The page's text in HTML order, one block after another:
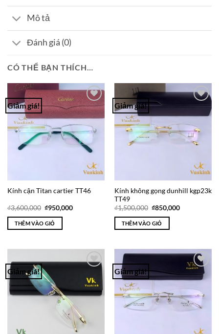
Mô tả
Đánh giá (0)
CÓ THỂ BẠN THÍCH…
Giảm giá!
Add to
Kính cận Titan cartier TT46
₫3,600,000 Giá
là:
₫3,600,000.
₫950,000Giá
THÊM VÀO GIỎ
Giảm giá!
Add to
Kính không gọng dunhill kgp23k
TT49
₫1,500,000 Giá
là:
₫1,500,000.
₫850,000Giá
THÊM VÀO GIỎ
Giảm giá!
Wishlist
Giảm giá!
Add to
Wishlist